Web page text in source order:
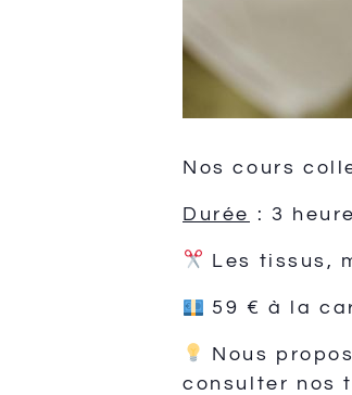
Nos cours
Durée : 3
Les tissus,
59 € à la
Nous
consulter nos